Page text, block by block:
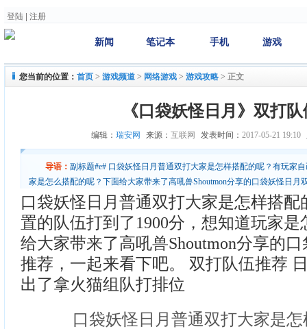
登陆 注册
新闻 笔记本 手机 游戏
您当前的位置： 首页 > 游戏频道 > 网络游戏 > 游戏攻略 > 正文
《口袋妖怪日月》双打
编辑： 瑞安网 来源： 互联网 发表时间： 2017-05-21 19:10
导语： 副标题#e# 口袋妖怪日月普通双打大家是怎样搭配的呢？有玩家
家是怎么搭配的呢？下面给大家带来了高吼兽Shoutmon分享的口袋妖怪日月
伍推荐 日月发售以后就萌生出了拿火猫组队打排位
口袋妖怪日月普通双打大家是怎样搭配
置的队伍打到了1900分，想知道玩家
给大家带来了高吼兽Shoutmon分享的
推荐，一起来看下吧。 双打队伍推荐
出了拿火猫组队打排位
口袋妖怪日月普通双打大家是怎